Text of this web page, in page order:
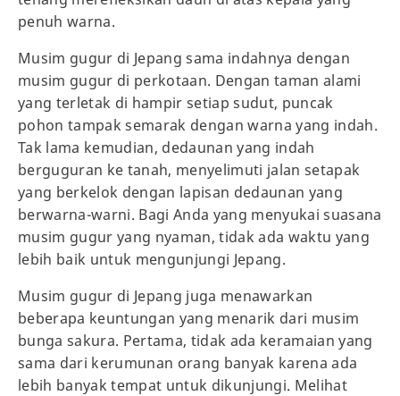
penuh warna.
Musim gugur di Jepang sama indahnya dengan
musim gugur di perkotaan. Dengan taman alami
yang terletak di hampir setiap sudut, puncak
pohon tampak semarak dengan warna yang indah.
Tak lama kemudian, dedaunan yang indah
berguguran ke tanah, menyelimuti jalan setapak
yang berkelok dengan lapisan dedaunan yang
berwarna-warni. Bagi Anda yang menyukai suasana
musim gugur yang nyaman, tidak ada waktu yang
lebih baik untuk mengunjungi Jepang.
Musim gugur di Jepang juga menawarkan
beberapa keuntungan yang menarik dari musim
bunga sakura. Pertama, tidak ada keramaian yang
sama dari kerumunan orang banyak karena ada
lebih banyak tempat untuk dikunjungi. Melihat